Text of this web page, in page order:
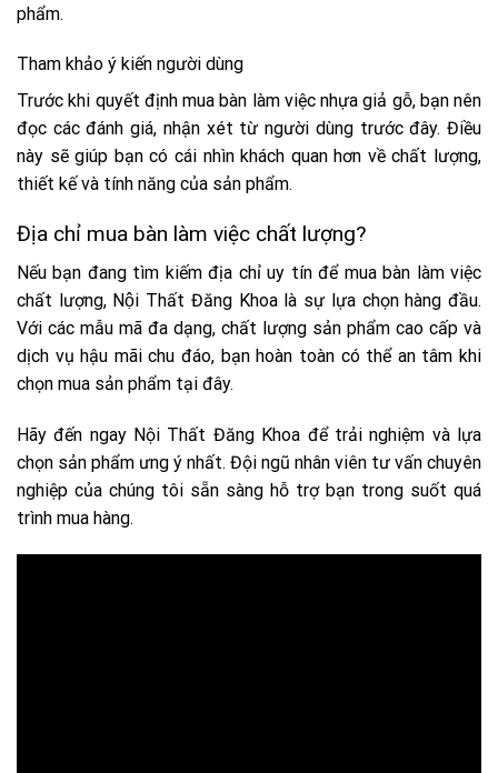
phẩm.
Tham khảo ý kiến người dùng
Trước khi quyết định mua bàn làm việc nhựa giả gỗ, bạn nên
đọc các đánh giá, nhận xét từ người dùng trước đây. Điều
này sẽ giúp bạn có cái nhìn khách quan hơn về chất lượng,
thiết kế và tính năng của sản phẩm.
Địa chỉ mua bàn làm việc chất lượng?
Nếu bạn đang tìm kiếm địa chỉ uy tín để mua bàn làm việc
chất lượng, Nội Thất Đăng Khoa là sự lựa chọn hàng đầu.
Với các mẫu mã đa dạng, chất lượng sản phẩm cao cấp và
dịch vụ hậu mãi chu đáo, bạn hoàn toàn có thể an tâm khi
chọn mua sản phẩm tại đây.
Hãy đến ngay Nội Thất Đăng Khoa để trải nghiệm và lựa
chọn sản phẩm ưng ý nhất. Đội ngũ nhân viên tư vấn chuyên
nghiệp của chúng tôi sẵn sàng hỗ trợ bạn trong suốt quá
trình mua hàng.